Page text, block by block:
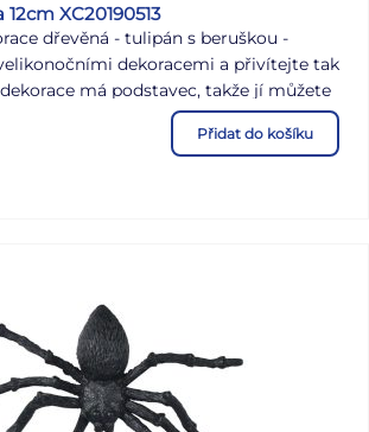
XC20190513
dřevěná - tulipán s beruškou -
dekoracemi a přivítejte tak
má podstavec, takže jí můžete
jídelní stůl a doplnit ji velikonočními
jen tak samotnou na poličce.
Přidat do košíku